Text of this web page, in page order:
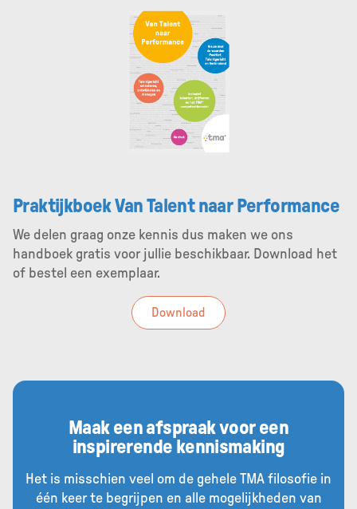
Praktijkboek Van Talent naar Performance
We delen graag onze kennis dus maken we ons
handboek gratis voor jullie beschikbaar. Download het
of bestel een exemplaar.
Download
Maak een afspraak voor een
inspirerende kennismaking
Het is misschien veel om de gehele TMA filosofie in
één keer te begrijpen en alle mogelijkheden van